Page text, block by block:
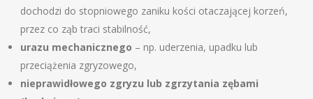
dochodzi do stopniowego zaniku kości otaczającej korzeń,
przez co ząb traci stabilność,
urazu mechanicznego – np. uderzenia, upadku lub
przeciążenia zgryzowego,
nieprawidłowego zgryzu lub zgrzytania zębami